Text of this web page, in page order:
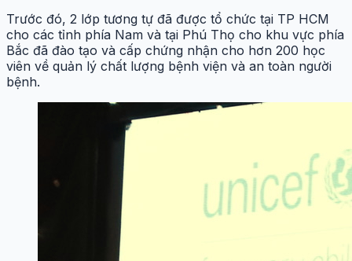
Trước đó, 2 lớp tương tự đã được tổ chức tại TP HCM
cho các tỉnh phía Nam và tại Phú Thọ cho khu vực phía
Bắc đã đào tạo và cấp chứng nhận cho hơn 200 học
viên về quản lý chất lượng bệnh viện và an toàn người
bệnh.